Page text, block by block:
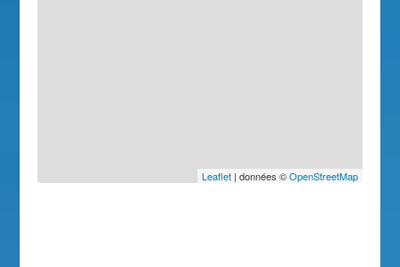
Leaflet| données ©OpenStreetMap